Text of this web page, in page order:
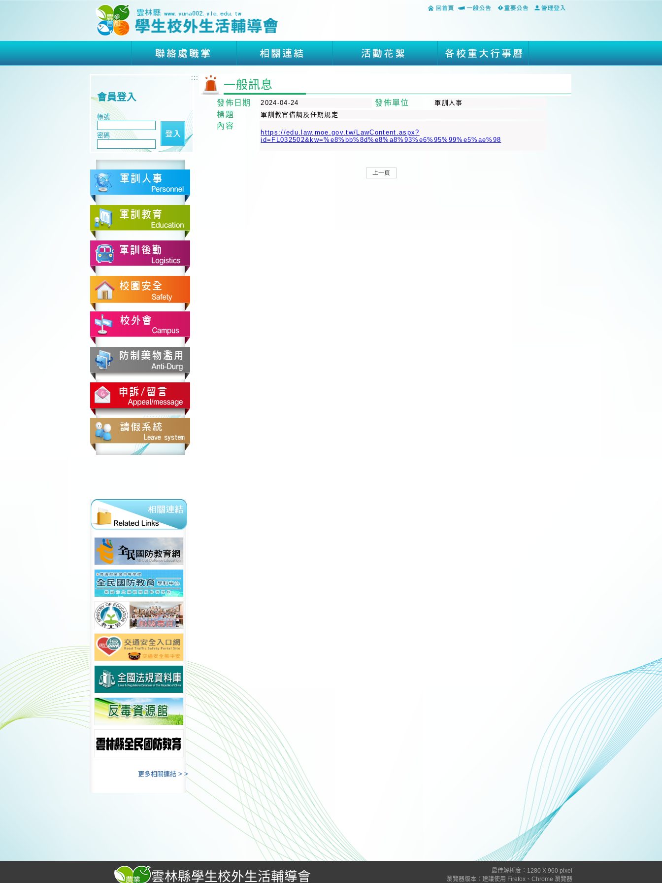
會員登入
帳號
密碼
更多相關連結 > >
:::
一般訊息
發佈日期 2024-04-24 發佈單位 軍訓人事
標題 軍訓教官借調及任期規定
內容
https://edu.law.moe.gov.tw/LawContent.aspx?
id=FL032502&kw=%e8%bb%8d%e8%a8%93%e6%95%99%e5%ae%98
上一頁
雲林縣學生校外生活輔導會
最佳解析度：1280 X 960 pixel
瀏覽器版本：建議使用 Firefox、Chrome 瀏覽器